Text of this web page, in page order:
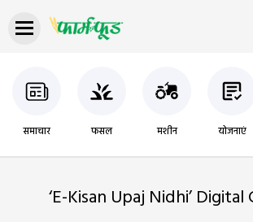
समाचार फसल मशीन योजनाएं
‘e-Kisan Upaj Nidhi’